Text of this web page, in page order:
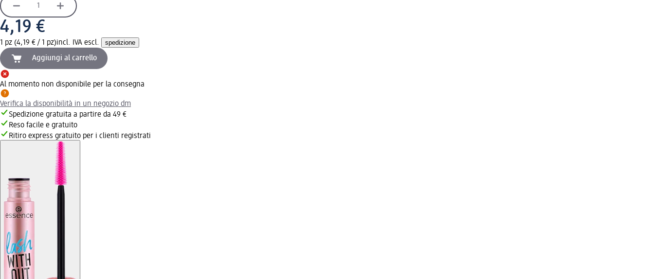
4,19 €
1 pz (4,19 € / 1 pz)incl. IVA escl. spedizione
Aggiungi al carrello
Al momento non disponibile per la consegna
Verifica la disponibilità in un negozio dm
Spedizione gratuita a partire da 49 €
Reso facile e gratuito
Ritiro express gratuito per i clienti registrati